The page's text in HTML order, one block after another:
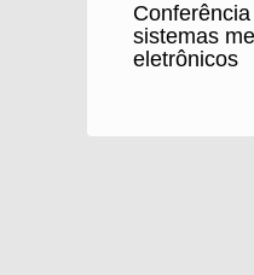
sistemas
eletrônicos